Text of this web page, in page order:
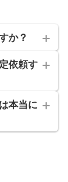
か？
依頼す
本当に